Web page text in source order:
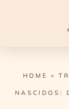
HOME »
NASCIDOS: